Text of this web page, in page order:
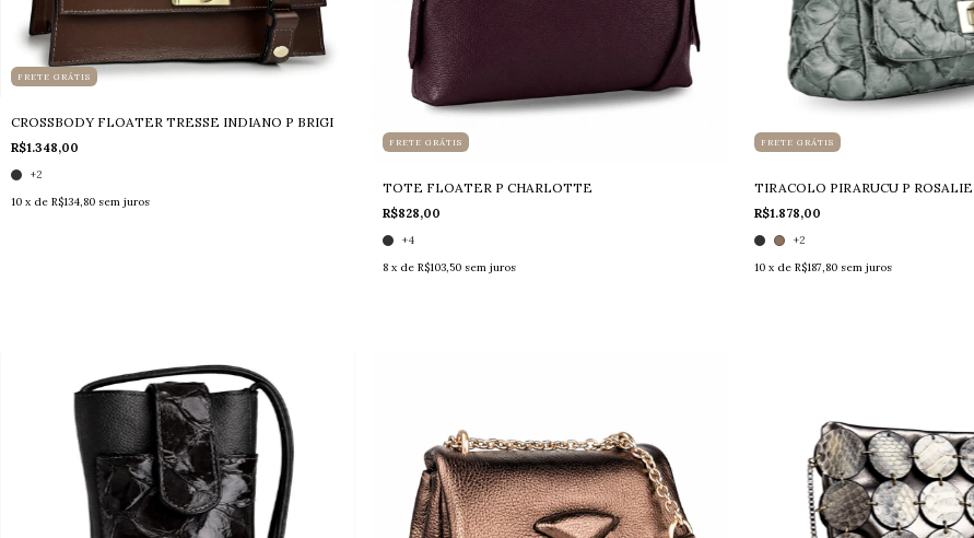
FRETE GRÁTIS
CROSSBODY FLOATER TRESSE INDIANO P BRIGI
R$1.348,00
+2
10 x de R$134,80 sem juros
FRETE GRÁTIS
TOTE FLOATER P CHARLOTTE
R$828,00
+4
8 x de R$103,50 sem juros
FRETE GRÁTIS
TIRACOLO PIRARUCU P ROSALIE
R$1.878,00
+2
10 x de R$187,80 sem juros